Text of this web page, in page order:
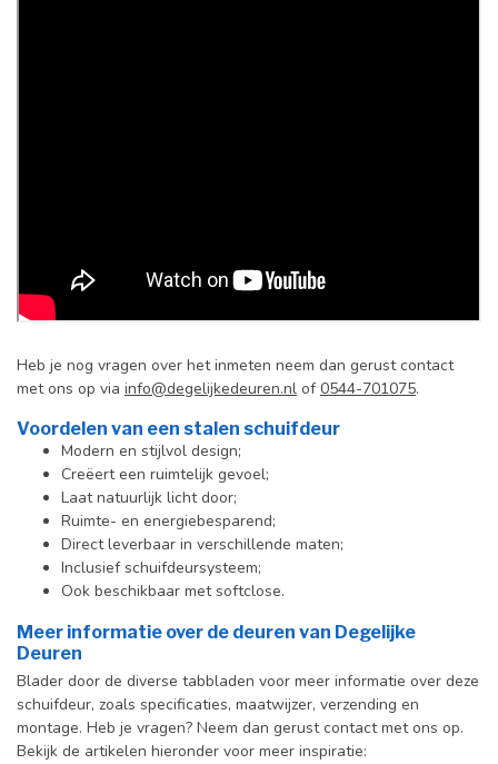
Heb je nog vragen over het inmeten neem dan gerust contact
met ons op via info@degelijkedeuren.nl of0544-701075.
Voordelen van een stalen schuifdeur
Modern en stijlvol design;
Creëert een ruimtelijk gevoel;
Laat natuurlijk licht door;
Ruimte- en energiebesparend;
Direct leverbaar in verschillende maten;
Inclusief schuifdeursysteem;
Ook beschikbaar met softclose.
Meer informatie over de deuren van Degelijke
Deuren
Blader door de diverse tabbladen voor meer informatie over deze
schuifdeur, zoals specificaties, maatwijzer, verzending en
montage. Heb je vragen? Neem dan gerust contact met ons op.
Bekijk de artikelen hieronder voor meer inspiratie: